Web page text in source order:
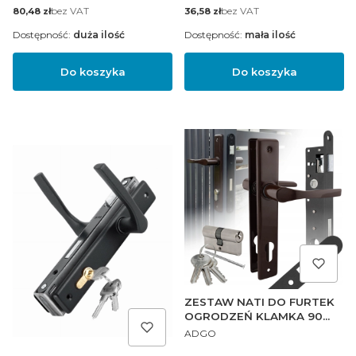
Cena
80,48 złbez VAT
Do koszyka
Dostępność: duża ilość
Cena
36,58 złbez VAT
Do koszyka
Dostępność: mała ilość
ZESTAW NATI DO FURTEK
OGRODZEŃ KLAMKA 90
BRĄZOWA ZAMEK 90/22
PRODUCENT
ADGO